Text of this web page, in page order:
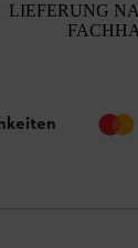
LIEFERUNG